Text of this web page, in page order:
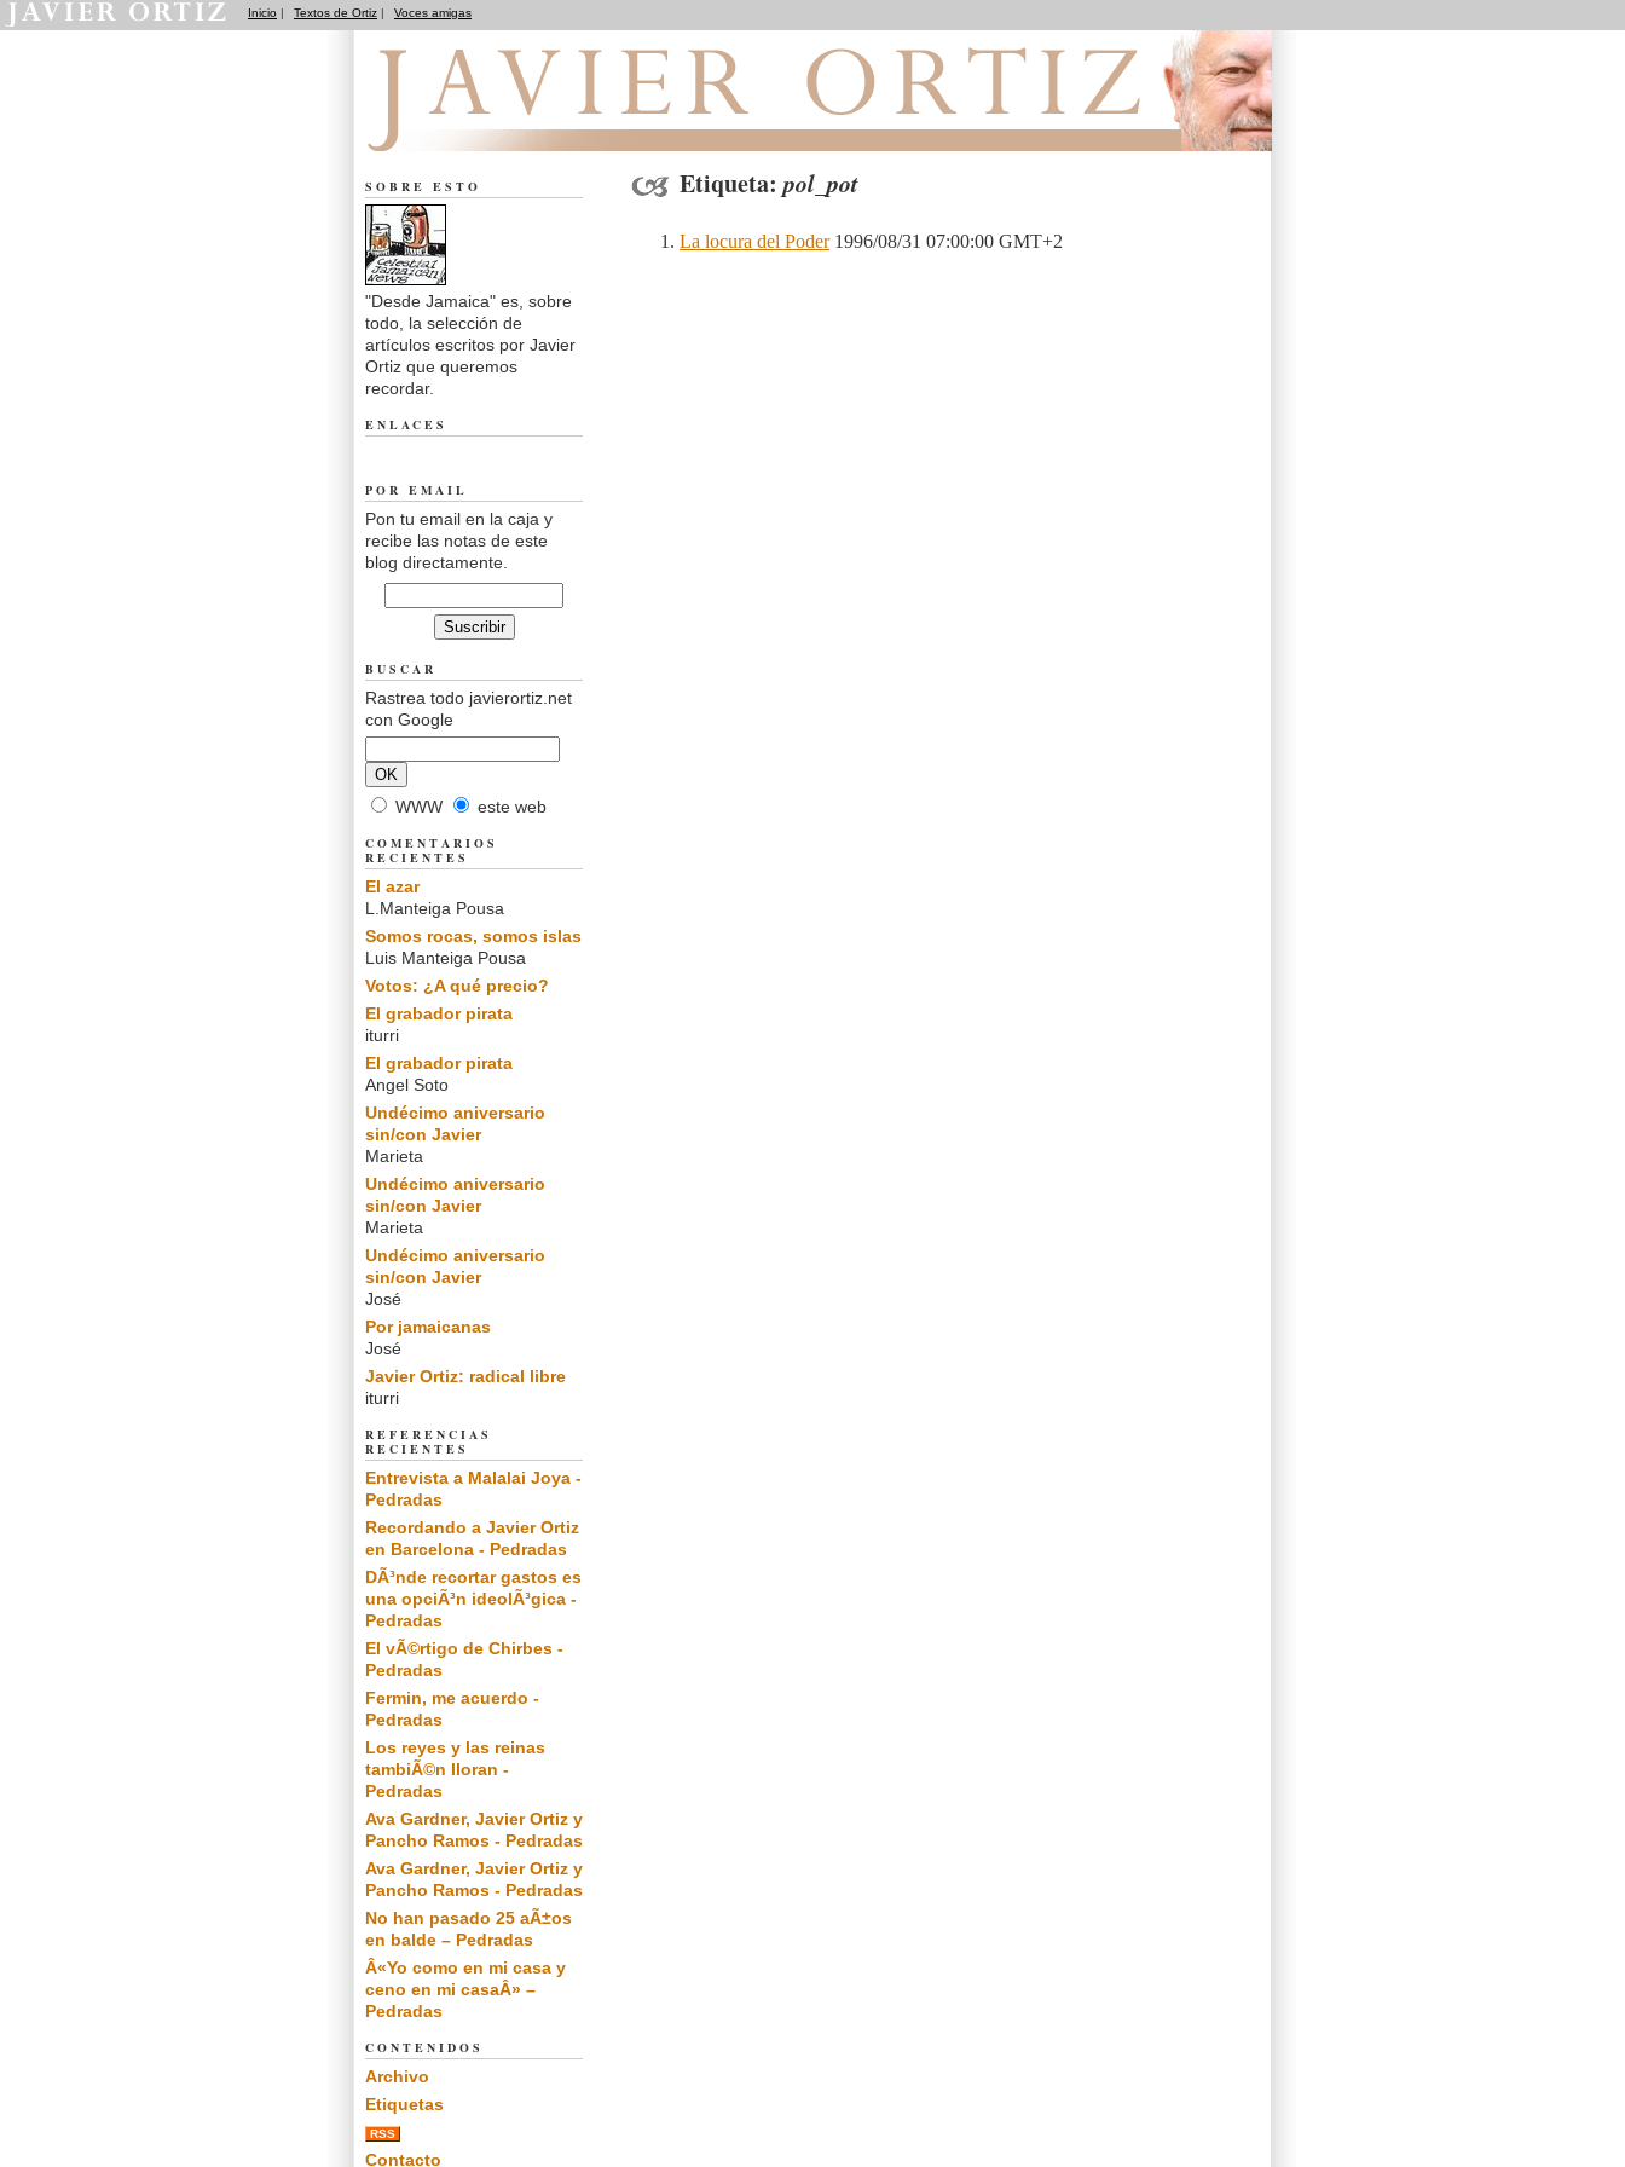
Inicio | Textos de Ortiz | Voces amigas
Etiqueta:pol_pot
La locura del Poder1996/08/31 07:00:00 GMT+2
SOBRE ESTO
"Desde Jamaica" es, sobre
todo, la selección de
artículos escritos por Javier
Ortiz que queremos
recordar.
ENLACES
POR EMAIL
Pon tu email en la caja y
recibe las notas de este
blog directamente.
BUSCAR
Rastrea todo javierortiz.net
con Google
WWW este web
COMENTARIOS
RECIENTES
El azar
L.Manteiga Pousa
Somos rocas, somos islas
Luis Manteiga Pousa
Votos: ¿A qué precio?
El grabador pirata
iturri
El grabador pirata
Angel Soto
Undécimo aniversario
sin/con Javier
Marieta
Undécimo aniversario
sin/con Javier
Marieta
Undécimo aniversario
sin/con Javier
José
Por jamaicanas
José
Javier Ortiz: radical libre
iturri
REFERENCIAS
RECIENTES
Entrevista a Malalai Joya -
Pedradas
Recordando a Javier Ortiz
en Barcelona - Pedradas
DÃ³nde recortar gastos es
una opciÃ³n ideolÃ³gica -
Pedradas
El vÃ©rtigo de Chirbes -
Pedradas
Fermin, me acuerdo -
Pedradas
Los reyes y las reinas
tambiÃ©n lloran -
Pedradas
Ava Gardner, Javier Ortiz y
Pancho Ramos - Pedradas
Ava Gardner, Javier Ortiz y
Pancho Ramos - Pedradas
No han pasado 25 aÃ±os
en balde – Pedradas
Â«Yo como en mi casa y
ceno en mi casaÂ» –
Pedradas
CONTENIDOS
Archivo
Etiquetas
RSS
Contacto